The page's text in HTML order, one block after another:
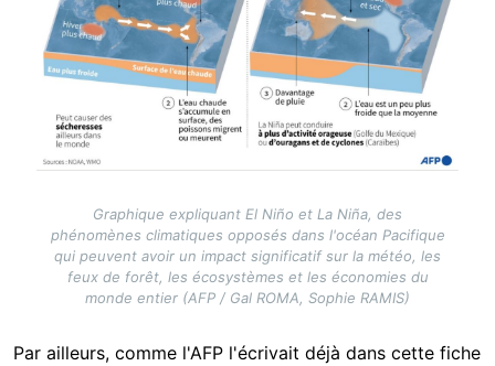
Graphique expliquant El Niño et La Niña, des
phénomènes climatiques opposés dans l'océan Pacifique
qui peuvent avoir un impact significatif sur la météo, les
feux de forêt, les écosystèmes et les économies du
monde entier (AFP / Gal ROMA, Sophie RAMIS)
Par ailleurs, comme l'AFP l'écrivait déjà dans cette fiche